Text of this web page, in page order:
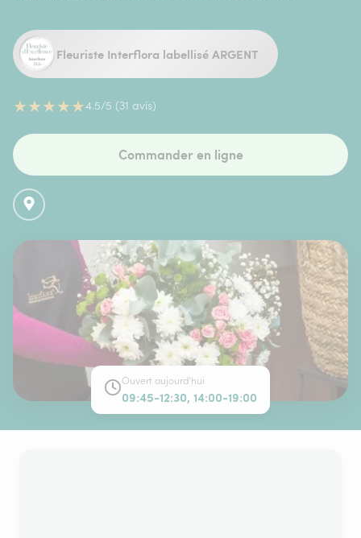
Fleuriste Interflora labellisé ARGENT
★★★★★4.5/5 (31 avis)
Commander en ligne
Ouvert aujourd'hui
09:45-12:30, 14:00-19:00